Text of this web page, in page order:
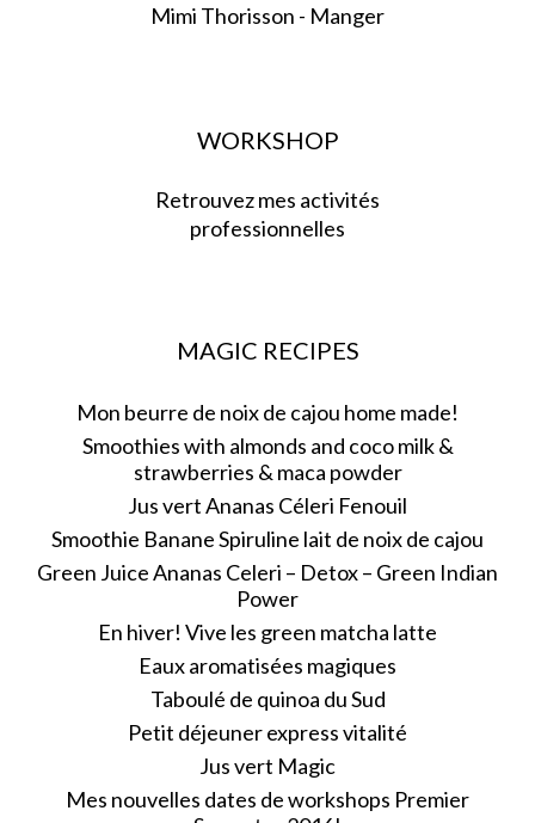
Mimi Thorisson - Manger
WORKSHOP
Retrouvez mes activités
professionnelles
MAGIC RECIPES
Mon beurre de noix de cajou home made!
Smoothies with almonds and coco milk &
strawberries & maca powder
Jus vert Ananas Céleri Fenouil
Smoothie Banane Spiruline lait de noix de cajou
Green Juice Ananas Celeri – Detox – Green Indian
Power
En hiver! Vive les green matcha latte
Eaux aromatisées magiques
Taboulé de quinoa du Sud
Petit déjeuner express vitalité
Jus vert Magic
Mes nouvelles dates de workshops Premier